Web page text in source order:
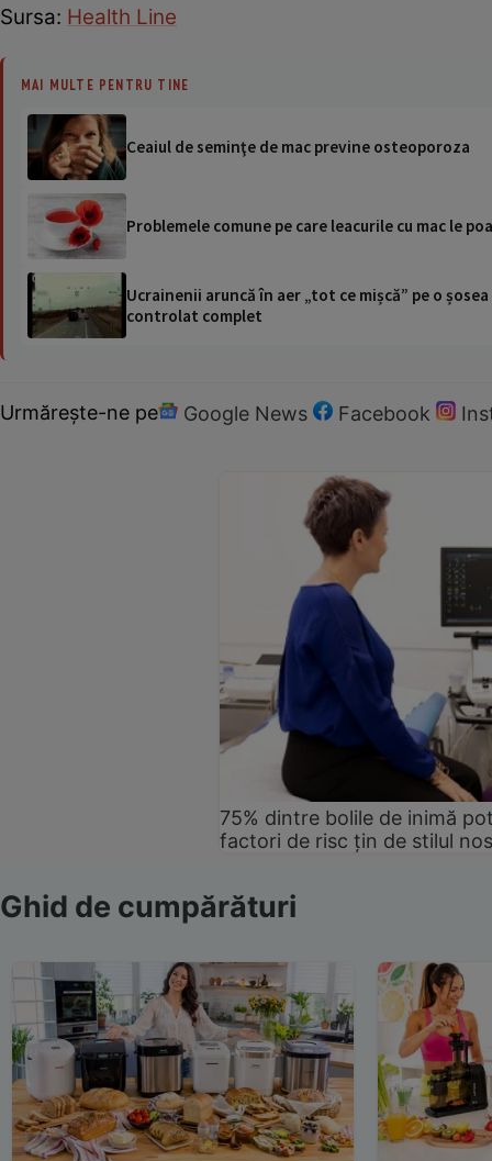
Sursa: Health Line
MAI MULTE PENTRU TINE
Ceaiul de seminţe de mac previne osteoporoza
Problemele comune pe care leacurile cu mac le
Ucrainenii aruncă în aer „tot ce mișcă” pe o
controlat complet
Urmărește-ne pe Google News Facebook
75% dintre bolile de inimă
factori de risc țin de stilul
Ghid de cumpărături